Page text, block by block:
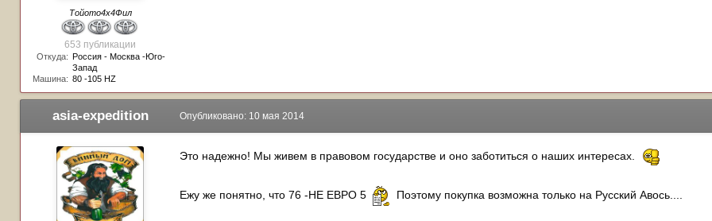
Тойото4х4Фил
653 публикации
Откуда: Россия - Москва -Юго-
Запад
Машина: 80 -105 HZ
asia-expedition Опубликовано: 10 мая 2014
Это надежно! Мы живем в правовом государстве и оно заботиться о наших интересах.
Ежу же понятно, что 76 -НЕ ЕВРО 5 Поэтому покупка возможна только на Русский Авось....